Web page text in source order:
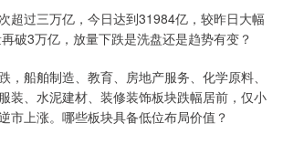
超过三万亿，今日达到31984亿，较昨日大幅
破3万亿，放量下跌是洗盘还是趋势有变？
，船舶制造、教育、房地产服务、化学原料、
装、水泥建材、装修装饰板块跌幅居前，仅小
市上涨。哪些板块具备低位布局价值？